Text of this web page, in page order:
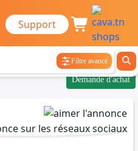
Support
Filtre avancé
Demande d'achat